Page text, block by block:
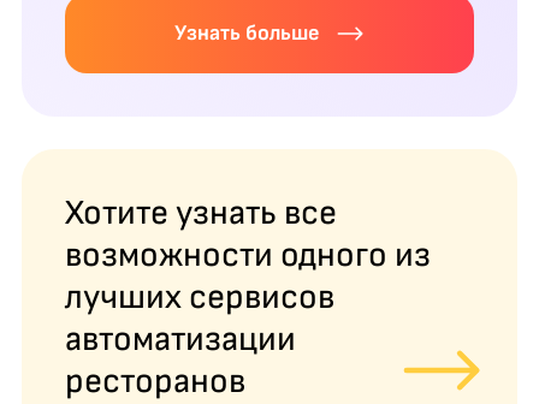
Узнать больше
Хотите узнать все
возможности одного из
лучших сервисов
автоматизации
ресторанов